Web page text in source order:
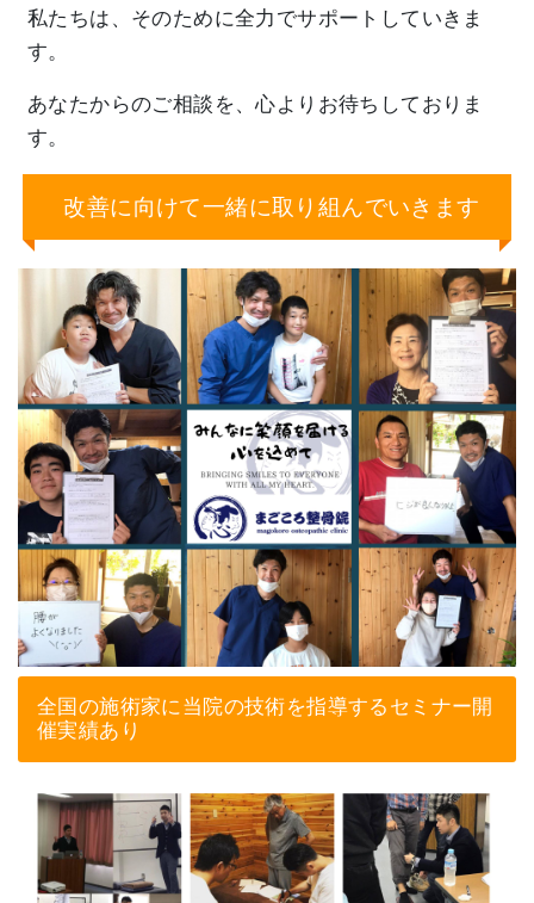
私たちは、そのために全力でサポートしていきま
す。
あなたからのご相談を、心よりお待ちしておりま
す。
改善に向けて一緒に取り組んでいきます
全国の施術家に当院の技術を指導するセミナー開
催実績あり